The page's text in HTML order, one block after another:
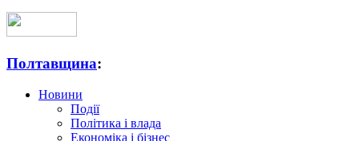
Полтавщина:
Новини
Події
Політика і влада
Економіка і бізнес